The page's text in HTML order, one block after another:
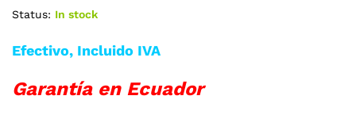
Status: In stock
Efectivo, Incluido IVA
Garantía en Ecuador